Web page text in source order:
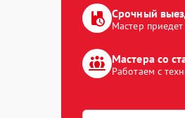
Срочный
Мастер
Мастера со
Работаем с